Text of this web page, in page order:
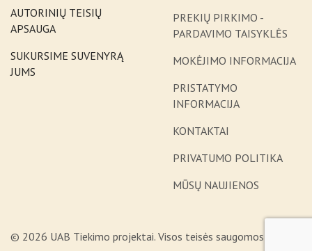
AUTORINIŲ TEISIŲ
APSAUGA
SUKURSIME SUVENYRĄ
JUMS
PREKIŲ PIRKIMO -
PARDAVIMO TAISYKLĖS
MOKĖJIMO INFORMACIJA
PRISTATYMO
INFORMACIJA
KONTAKTAI
PRIVATUMO POLITIKA
MŪSŲ NAUJIENOS
© 2026 UAB Tiekimo projektai. Visos teisės saugomos